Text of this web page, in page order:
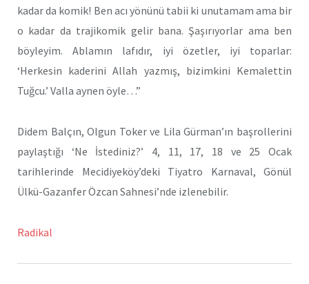
kadar da komik! Ben acı yönünü tabii ki unutamam ama bir
o kadar da trajikomik gelir bana. Şaşırıyorlar ama ben
böyleyim. Ablamın lafıdır, iyi özetler, iyi toparlar:
‘Herkesin kaderini Allah yazmış, bizimkini Kemalettin
Tuğcu.’ Valla aynen öyle…”
Didem Balçın, Olgun Toker ve Lila Gürman’ın başrollerini
paylaştığı ‘Ne İstediniz?’ 4, 11, 17, 18 ve 25 Ocak
tarihlerinde Mecidiyeköy’deki Tiyatro Karnaval, Gönül
Ülkü-Gazanfer Özcan Sahnesi’nde izlenebilir.
Radikal